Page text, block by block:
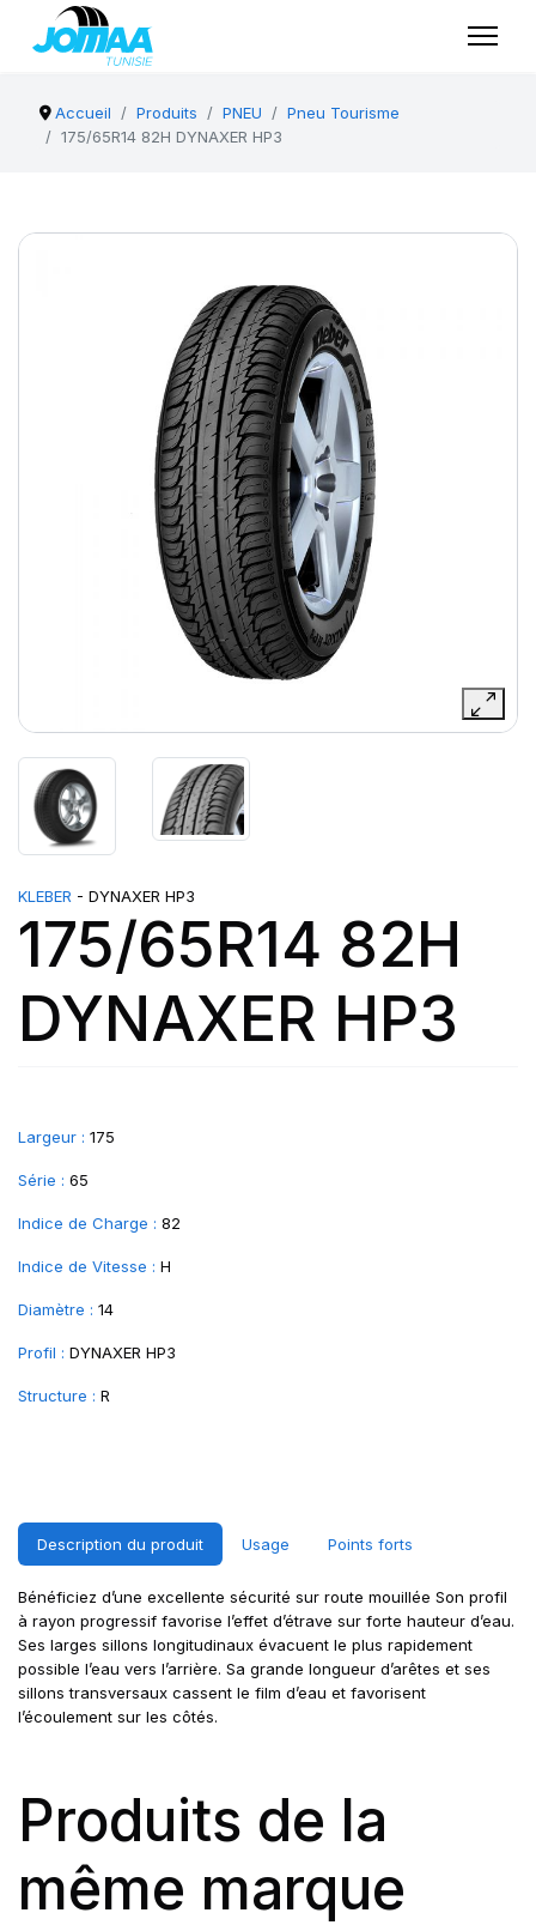
Accueil Produits PNEU
Pneu Tourisme
175/65R14 82H DYNAXER HP3
KLEBER - DYNAXER HP3
175/65R14 82H
DYNAXER HP3
Largeur : 175
Série : 65
Indice de Charge : 82
Indice de Vitesse : H
Diamètre : 14
Profil : DYNAXER HP3
Structure : R
Description du produit Usage Points forts
Bénéficiez d’une excellente sécurité sur route mouillée Son profil
à rayon progressif favorise l’effet d’étrave sur forte hauteur d’eau.
Ses larges sillons longitudinaux évacuent le plus rapidement
possible l’eau vers l’arrière. Sa grande longueur d’arêtes et ses
sillons transversaux cassent le film d’eau et favorisent
l’écoulement sur les côtés.
Produits de la
même marque